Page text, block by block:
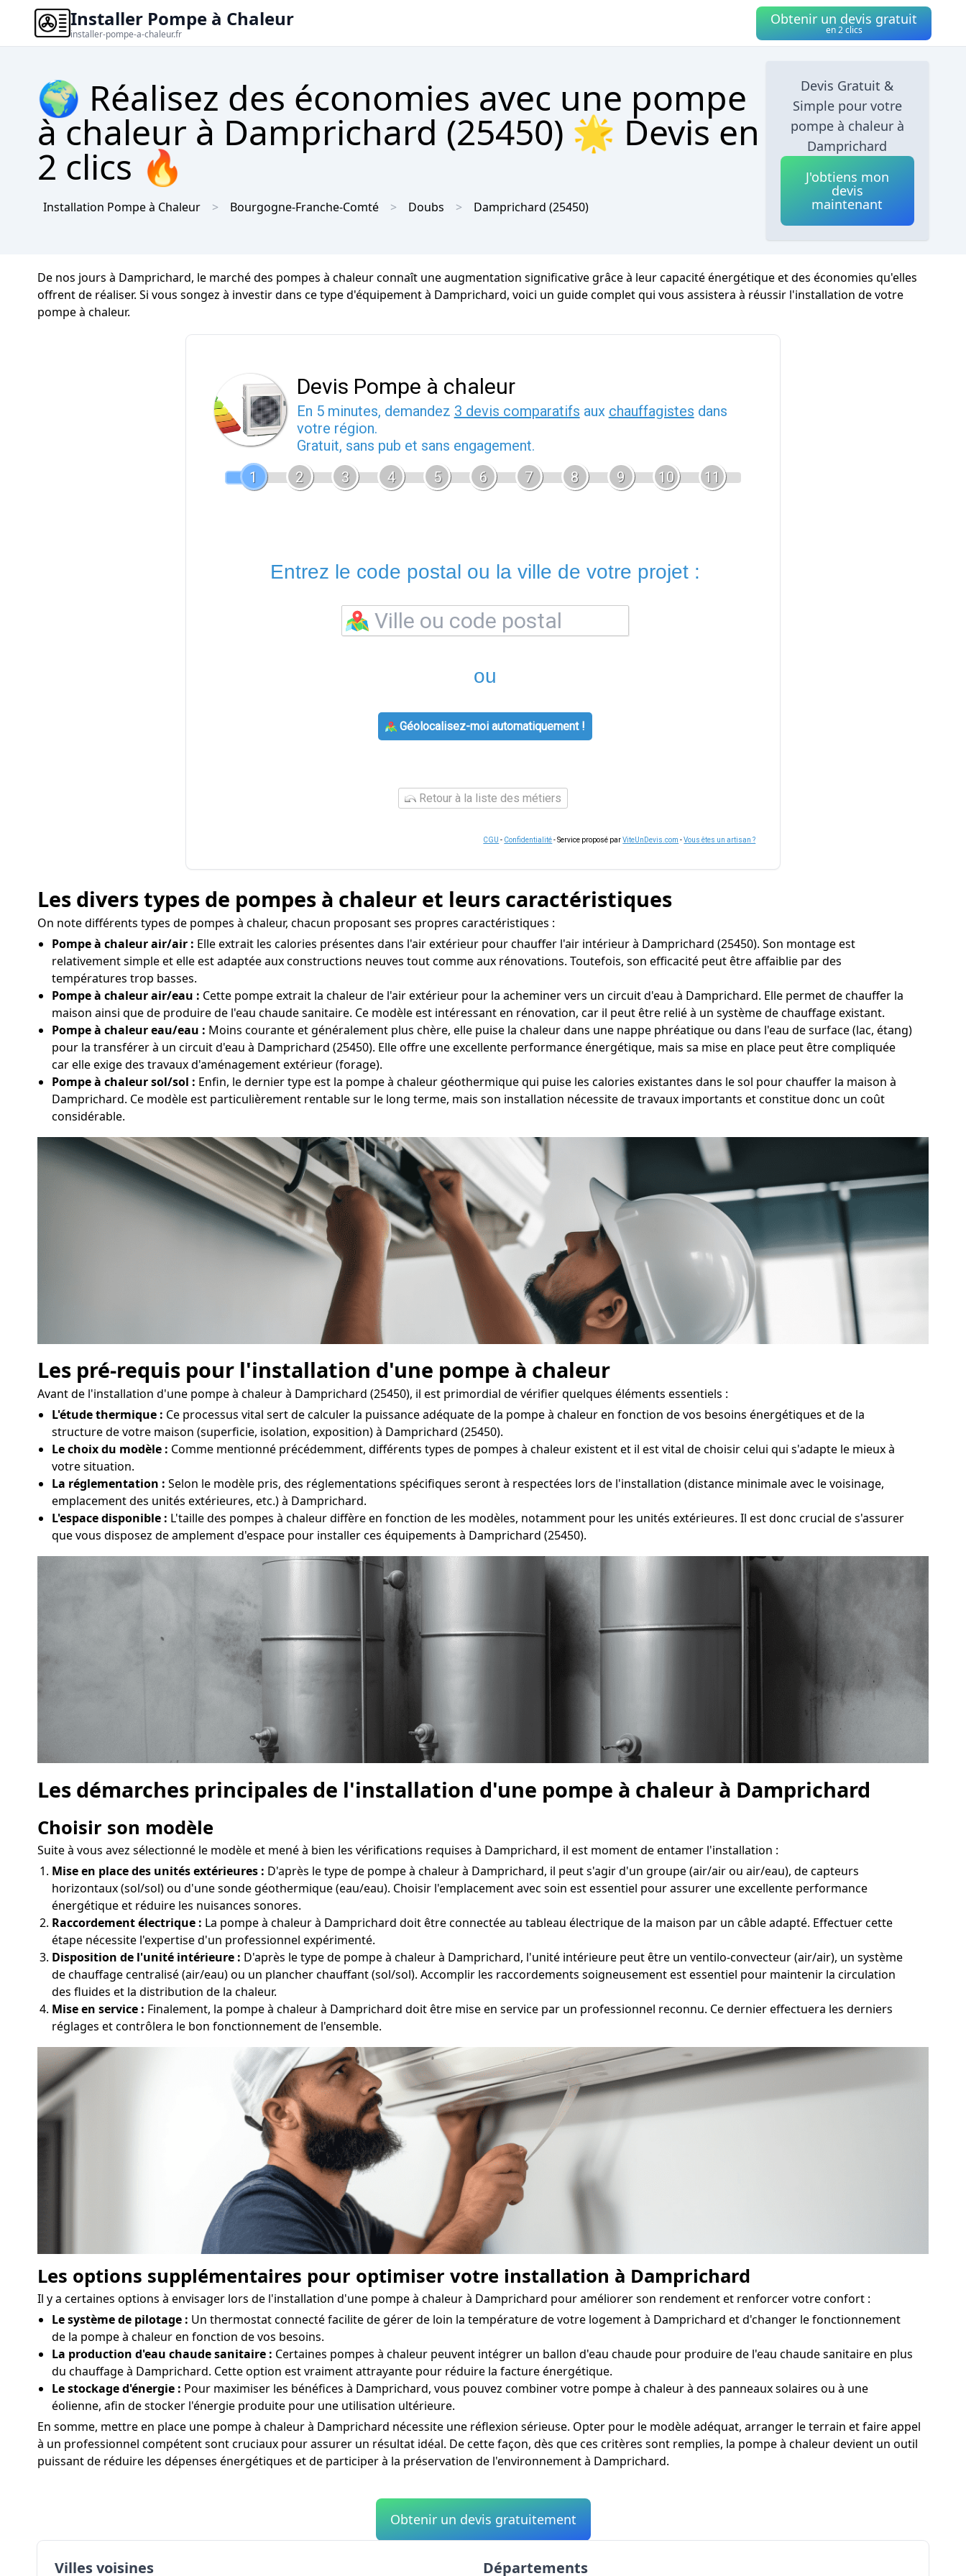
Installer Pompe à Chaleur
installer-pompe-a-chaleur.fr
Obtenir un devis gratuit
en 2 clics
🌍 Réalisez des économies avec une pompe
à chaleur à Damprichard (25450) 🌟 Devis en
2 clics 🔥
Installation Pompe à Chaleur Bourgogne-Franche-Comté Doubs Damprichard (25450)
Devis Gratuit &
Simple pour votre
pompe à chaleur à
Damprichard
J'obtiens mon
devis
maintenant
De nos jours à Damprichard, le marché des pompes à chaleur connaît une augmentation significative grâce à leur capacité énergétique et des économies qu'elles
offrent de réaliser. Si vous songez à investir dans ce type d'équipement à Damprichard, voici un guide complet qui vous assistera à réussir l'installation de votre
pompe à chaleur.
Devis Pompe à chaleur
En 5 minutes, demandez 3 devis comparatifs aux chauffagistes dans
votre région.
Gratuit, sans pub et sans engagement.
1
2 3 4 5 6 7 8 9 10 11
Entrez le code postal ou la ville de votre projet :
ou
Géolocalisez-moi automatiquement !
Retour à la liste des métiers
CGU - Confidentialité- Service proposé parViteUnDevis.com -Vous êtes un artisan ?
Les divers types de pompes à chaleur et leurs caractéristiques
On note différents types de pompes à chaleur, chacun proposant ses propres caractéristiques :
Pompe à chaleur air/air : Elle extrait les calories présentes dans l'air extérieur pour chauffer l'air intérieur à Damprichard (25450). Son montage est
relativement simple et elle est adaptée aux constructions neuves tout comme aux rénovations. Toutefois, son efficacité peut être affaiblie par des
températures trop basses.
Pompe à chaleur air/eau : Cette pompe extrait la chaleur de l'air extérieur pour la acheminer vers un circuit d'eau à Damprichard. Elle permet de chauffer la
maison ainsi que de produire de l'eau chaude sanitaire. Ce modèle est intéressant en rénovation, car il peut être relié à un système de chauffage existant.
Pompe à chaleur eau/eau : Moins courante et généralement plus chère, elle puise la chaleur dans une nappe phréatique ou dans l'eau de surface (lac, étang)
pour la transférer à un circuit d'eau à Damprichard (25450). Elle offre une excellente performance énergétique, mais sa mise en place peut être compliquée
car elle exige des travaux d'aménagement extérieur (forage).
Pompe à chaleur sol/sol : Enfin, le dernier type est la pompe à chaleur géothermique qui puise les calories existantes dans le sol pour chauffer la maison à
Damprichard. Ce modèle est particulièrement rentable sur le long terme, mais son installation nécessite de travaux importants et constitue donc un coût
considérable.
Les pré-requis pour l'installation d'une pompe à chaleur
Avant de l'installation d'une pompe à chaleur à Damprichard (25450), il est primordial de vérifier quelques éléments essentiels :
L'étude thermique : Ce processus vital sert de calculer la puissance adéquate de la pompe à chaleur en fonction de vos besoins énergétiques et de la
structure de votre maison (superficie, isolation, exposition) à Damprichard (25450).
Le choix du modèle : Comme mentionné précédemment, différents types de pompes à chaleur existent et il est vital de choisir celui qui s'adapte le mieux à
votre situation.
La réglementation : Selon le modèle pris, des réglementations spécifiques seront à respectées lors de l'installation (distance minimale avec le voisinage,
emplacement des unités extérieures, etc.) à Damprichard.
L'espace disponible : L'taille des pompes à chaleur diffère en fonction de les modèles, notamment pour les unités extérieures. Il est donc crucial de s'assurer
que vous disposez de amplement d'espace pour installer ces équipements à Damprichard (25450).
Les démarches principales de l'installation d'une pompe à chaleur à Damprichard
Choisir son modèle
Suite à vous avez sélectionné le modèle et mené à bien les vérifications requises à Damprichard, il est moment de entamer l'installation :
Mise en place des unités extérieures : D'après le type de pompe à chaleur à Damprichard, il peut s'agir d'un groupe (air/air ou air/eau), de capteurs
horizontaux (sol/sol) ou d'une sonde géothermique (eau/eau). Choisir l'emplacement avec soin est essentiel pour assurer une excellente performance
énergétique et réduire les nuisances sonores.
Raccordement électrique : La pompe à chaleur à Damprichard doit être connectée au tableau électrique de la maison par un câble adapté. Effectuer cette
étape nécessite l'expertise d'un professionnel expérimenté.
Disposition de l'unité intérieure : D'après le type de pompe à chaleur à Damprichard, l'unité intérieure peut être un ventilo-convecteur (air/air), un système
de chauffage centralisé (air/eau) ou un plancher chauffant (sol/sol). Accomplir les raccordements soigneusement est essentiel pour maintenir la circulation
des fluides et la distribution de la chaleur.
Mise en service : Finalement, la pompe à chaleur à Damprichard doit être mise en service par un professionnel reconnu. Ce dernier effectuera les derniers
réglages et contrôlera le bon fonctionnement de l'ensemble.
Les options supplémentaires pour optimiser votre installation à Damprichard
Il y a certaines options à envisager lors de l'installation d'une pompe à chaleur à Damprichard pour améliorer son rendement et renforcer votre confort :
Le système de pilotage : Un thermostat connecté facilite de gérer de loin la température de votre logement à Damprichard et d'changer le fonctionnement
de la pompe à chaleur en fonction de vos besoins.
La production d'eau chaude sanitaire : Certaines pompes à chaleur peuvent intégrer un ballon d'eau chaude pour produire de l'eau chaude sanitaire en plus
du chauffage à Damprichard. Cette option est vraiment attrayante pour réduire la facture énergétique.
Le stockage d'énergie : Pour maximiser les bénéfices à Damprichard, vous pouvez combiner votre pompe à chaleur à des panneaux solaires ou à une
éolienne, afin de stocker l'énergie produite pour une utilisation ultérieure.
En somme, mettre en place une pompe à chaleur à Damprichard nécessite une réflexion sérieuse. Opter pour le modèle adéquat, arranger le terrain et faire appel
à un professionnel compétent sont cruciaux pour assurer un résultat idéal. De cette façon, dès que ces critères sont remplies, la pompe à chaleur devient un outil
puissant de réduire les dépenses énergétiques et de participer à la préservation de l'environnement à Damprichard.
Obtenir un devis gratuitement
Villes voisines Départements